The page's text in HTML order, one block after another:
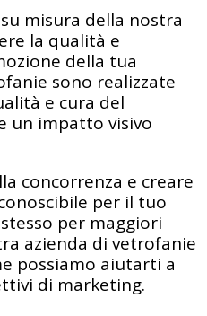
misura della nostra
la qualità e
della tua
sono realizzate
e cura del
un impatto visivo
concorrenza e creare
per il tuo
per maggiori
azienda di vetrofanie
possiamo aiutarti a
di marketing.